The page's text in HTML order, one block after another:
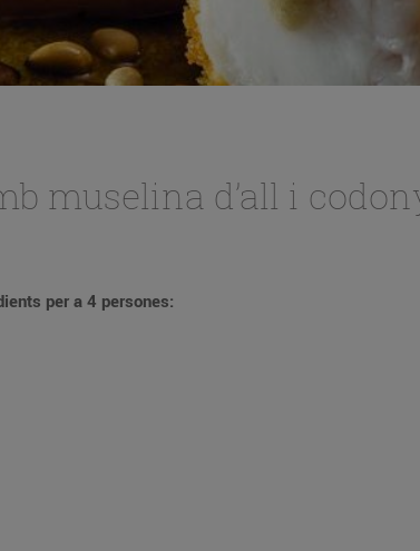
muselina d’all i
amb muselina d’all i codony, ingredients per a 4 persones: